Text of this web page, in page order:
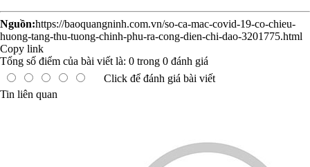
Nguồn:https://baoquangninh.com.vn/so-ca-mac-covid-19-co-chieu-
huong-tang-thu-tuong-chinh-phu-ra-cong-dien-chi-dao-3201775.html
Copy link
Tổng số điểm của bài viết là: 0 trong 0 đánh giá
Click để đánh giá bài viết
Tin liên quan